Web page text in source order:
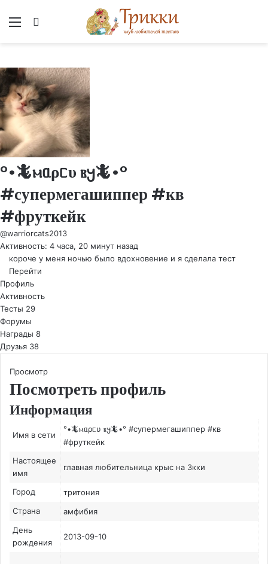
Меню
°•🦎ⲙᥲρᥴυ ⲃ𐔤🦎•°
#супермегашиппер #кв
#фруткейк
@warriorcats2013
Активность: 4 часа, 20 минут назад
короче у меня ночью было вдохновение и я сделала тест
Перейти
Профиль
Активность
Тесты 29
Форумы
Награды 8
Друзья 38
Просмотр
Посмотреть профиль
Информация
Имя в сети
°•🦎ⲙᥲρᥴυ ⲃ𐔤🦎•° #супермегашиппер #кв
#фруткейк
Настоящее
имя
главная любительница крыс на 3кки
Город
тритония
Страна
амфибия
День
рождения
2013-09-10